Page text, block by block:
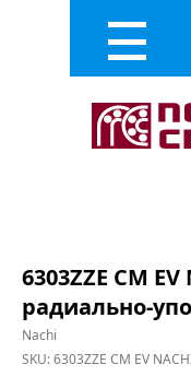
6303ZZE CM
радиально-
Nachi
SKU:6303ZZE CM EV